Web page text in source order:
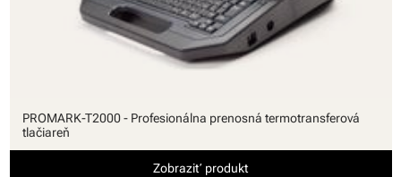
PROMARK-T2000 - Profesionálna prenosná termotransferová
tlačiareň
Zobraziť produkt